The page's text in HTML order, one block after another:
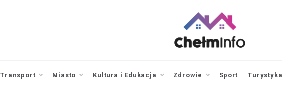
Transport Miasto Kultura i Edukacja Zdrowie Sport Turystyka